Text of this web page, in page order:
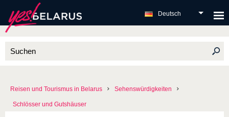
Deutsch
Reisen und Tourismus in Belarus Sehenswürdigkeiten
Schlösser und Gutshäuser